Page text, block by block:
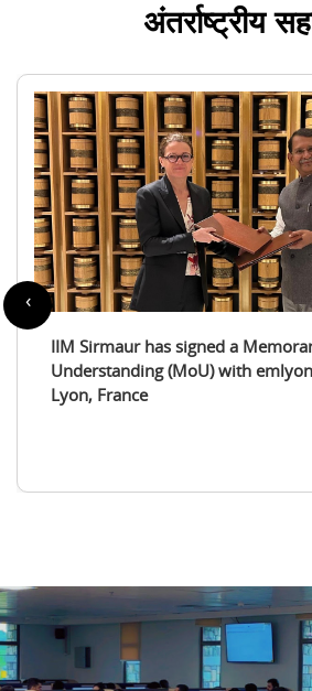
अंतर्राष्ट्रीय
IIM Sirmaur enters a partnership
International Tourism Studies
‹